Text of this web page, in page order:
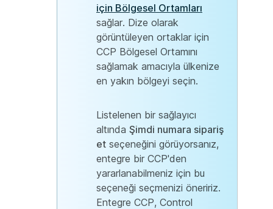
için Bölgesel Ortamları
sağlar. Dize olarak
görüntüleyen ortaklar için
CCP Bölgesel Ortamını
sağlamak amacıyla ülkenize
en yakın bölgeyi seçin.
Listelenen bir sağlayıcı
altında Şimdi numara sipariş
et seçeneğini görüyorsanız,
entegre bir CCP'den
yararlanabilmeniz için bu
seçeneği seçmenizi öneririz.
Entegre CCP, Control